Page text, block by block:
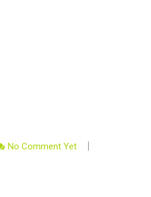
No Comment Yet